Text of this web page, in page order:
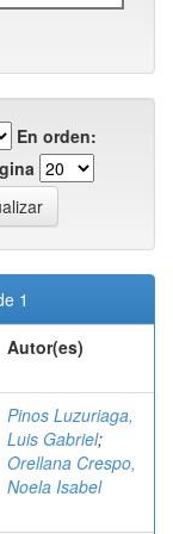
En orden:
1
Autor(es)
Pinos Luzuriaga,
Luis Gabriel;
Orellana Crespo,
Noela Isabel